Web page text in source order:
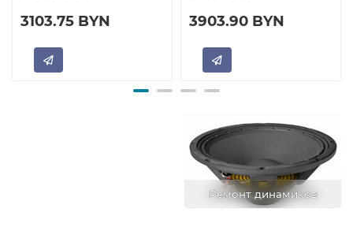
3103.75 BYN 3903.90 BYN
Ремонт динамиков